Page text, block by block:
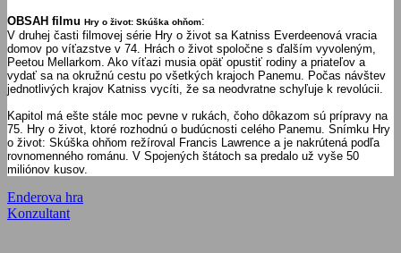
OBSAH filmu Hry o život: Skúška ohňom:
V druhej časti filmovej série Hry o život sa Katniss Everdeenová vracia
domov po víťazstve v 74. Hrách o život spoločne s ďalším vyvoleným,
Peetou Mellarkom. Ako víťazi musia opäť opustiť rodiny a priateľov a
vydať sa na okružnú cestu po všetkých krajoch Panemu. Počas návštev
jednotlivých krajov Katniss vycíti, že sa neodvratne schyľuje k revolúcii.
Kapitol má ešte stále moc pevne v rukách, čoho dôkazom sú prípravy na
75. Hry o život, ktoré rozhodnú o budúcnosti celého Panemu. Snímku Hry
o život: Skúška ohňom režíroval Francis Lawrence a je nakrútená podľa
rovnomenného románu. V Spojených štátoch sa predalo už vyše 50
miliónov kusov.
Navigácia
v
Previous
Post:
Enderova hra
Next
Konzultant